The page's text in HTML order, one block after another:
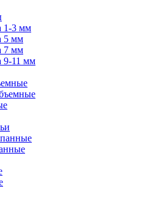
1-3 мм
5 мм
7 мм
9-11 мм